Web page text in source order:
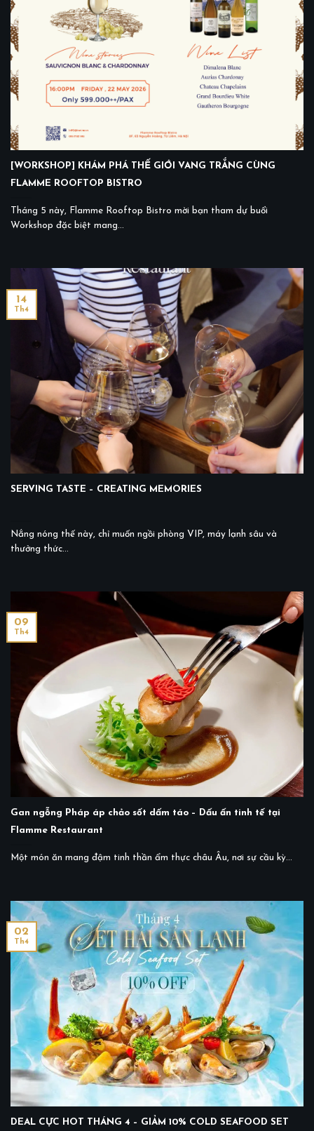
[WORKSHOP] KHÁM PHÁ THẾ GIỚI VANG TRẮNG CÙNG
FLAMME ROOFTOP BISTRO
Tháng 5 này, Flamme Rooftop Bistro mời bạn tham dự buổi
Workshop đặc biệt mang...
SERVING TASTE – CREATING MEMORIES
Nắng nóng thế này, chỉ muốn ngồi phòng VIP, máy lạnh sâu và
thưởng thức...
14
Th4
Gan ngỗng Pháp áp chảo sốt dấm táo – Dấu ấn tinh tế tại
Flamme Restaurant
Một món ăn mang đậm tinh thần ẩm thực châu Âu, nơi sự cầu kỳ...
09
Th4
DEAL CỰC HOT THÁNG 4 – GIẢM 10% COLD SEAFOOD SET
02
Th4